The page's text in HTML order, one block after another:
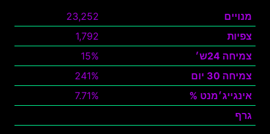
מנויים
23,252
צפיות
1,792
צמיחה 24ש׳
15%
צמיחה 30 יום
241%
אינגייג׳מנט %
7.71%
גרף